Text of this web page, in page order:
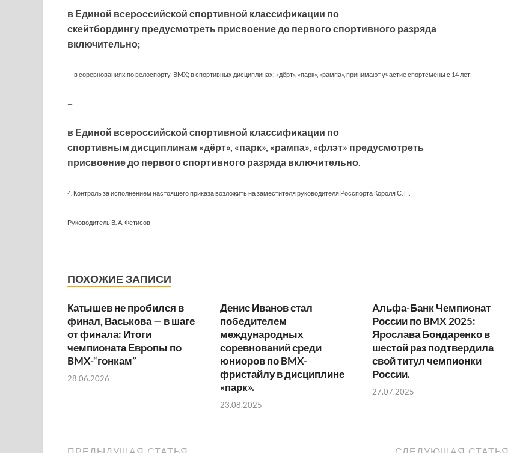
в Единой всероссийской спортивной классификации по
скейтбордингу предусмотреть присвоение до первого спортивного разряда
включительно;
— в соревнованиях по велоспорту-BMX; в спортивных дисциплинах: «дёрт», «парк», «рампа», принимают участие спортсмены с 14 лет;
—
в Единой всероссийской спортивной классификации по
спортивным дисциплинам «дёрт», «парк», «рампа», «флэт» предусмотреть
присвоение до первого спортивного разряда включительно.
4. Контроль за исполнением настоящего приказа возложить на заместителя руководителя Росспорта Короля С. Н.
Руководитель В. А. Фетисов
ПОХОЖИЕ ЗАПИСИ
Катышев не пробился в
финал, Васькова — в шаге
от финала: Итоги
чемпионата Европы по
BMX-“гонкам”
28.06.2026
Денис Иванов стал
победителем
международных
соревнований среди
юниоров по BMX-
фристайлу в дисциплине
«парк».
23.08.2025
Альфа-Банк Чемпионат
России по BMX 2025:
Ярослава Бондаренко в
шестой раз подтвердила
свой титул чемпионки
России.
27.07.2025